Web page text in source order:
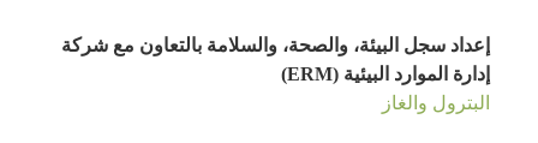
إعداد سجل البيئة، والصحة، والسلامة بالتعاون مع شركة
إدارة الموارد البيئية (ERM)
البترول والغاز